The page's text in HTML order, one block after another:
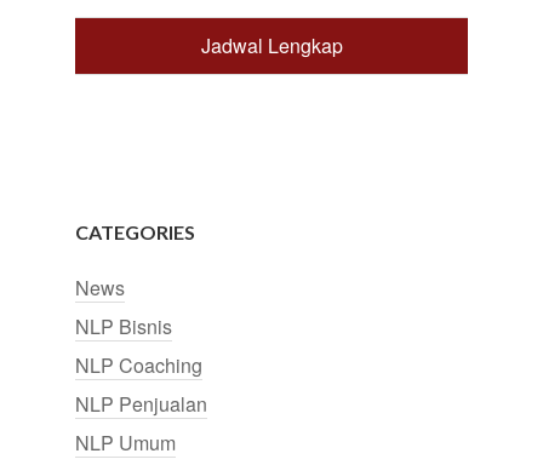
Jadwal Lengkap
CATEGORIES
News
NLP Bisnis
NLP Coaching
NLP Penjualan
NLP Umum